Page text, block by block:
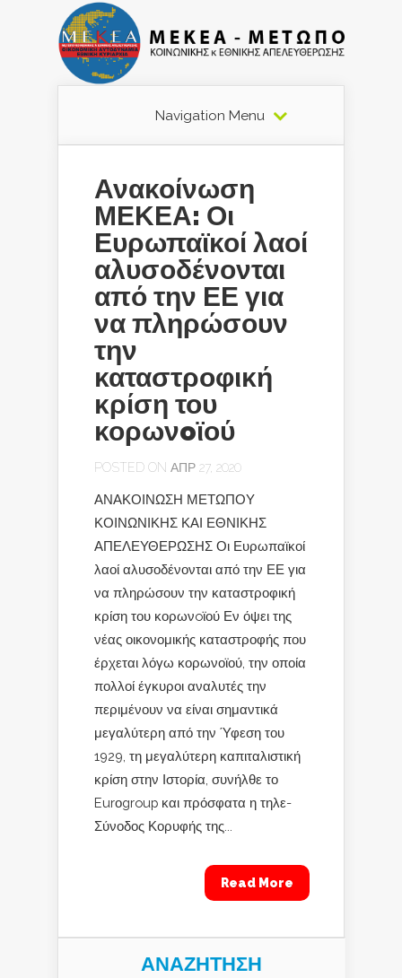
Navigation Menu
Ανακοίνωση
ΜΕΚΕΑ: Οι
Ευρωπαϊκοί λαοί
αλυσοδένονται
από την ΕΕ για
να πληρώσουν
την
καταστροφική
κρίση του
κορωνoϊού
POSTED ON ΑΠΡ 27, 2020
ΑΝΑΚΟΙΝΩΣΗ ΜΕΤΩΠΟΥ
ΚΟΙΝΩΝΙΚΗΣ ΚΑΙ ΕΘΝΙΚΗΣ
ΑΠΕΛΕΥΘΕΡΩΣΗΣ Οι Ευρωπαϊκοί
λαοί αλυσοδένονται από την ΕΕ για
να πληρώσουν την καταστροφική
κρίση του κορωνoϊού Εν όψει της
νέας οικονομικής καταστροφής που
έρχεται λόγω κορωνοϊού, την οποία
πολλοί έγκυροι αναλυτές την
περιμένουν να είναι σημαντικά
μεγαλύτερη από την Ύφεση του
1929, τη μεγαλύτερη καπιταλιστική
κρίση στην Ιστορία, συνήλθε το
Eurοgroup και πρόσφατα η τηλε-
Σύνοδος Κορυφής της...
Read More
ΑΝΑΖΉΤΗΣΗ